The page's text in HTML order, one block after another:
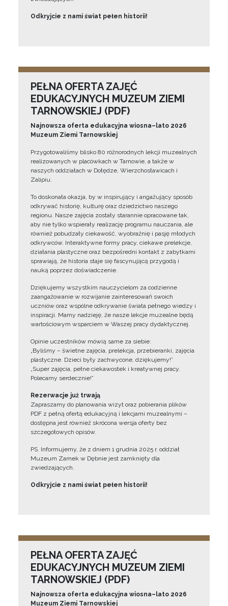
Odkryjcie z nami świat pełen historii!
PEŁNA OFERTA ZAJĘĆ
EDUKACYJNYCH MUZEUM ZIEMI
TARNOWSKIEJ (PDF)
Najnowsza oferta edukacyjna wiosna–lato 2026
Muzeum Ziemi Tarnowskiej
Przygotowaliśmy blisko 80 różnorodnych lekcji muzealnych
realizowanych w placówkach w Tarnowie, a także w
naszych oddziałach w Dołędze, Wierzchosławicach i
Zalipiu.
To doskonała okazja, by w inspirujący i angażujący sposób
odkrywać historię, kulturę oraz dziedzictwo naszego
regionu. Nasze zajęcia zostały starannie opracowane tak,
aby nie tylko wspierały realizację programu nauczania, ale
również pobudzały ciekawość, wyobraźnię i pasję młodych
odkrywców. Interaktywne formy pracy, ciekawe prelekcje,
działania plastyczne oraz bezpośredni kontakt z zabytkami
sprawiają, że historia staje się fascynującą przygodą i
nauką poprzez doświadczenie.
Dziękujemy wszystkim nauczycielom za codzienne
zaangażowanie w rozwijanie zainteresowań swoich
uczniów oraz wspólne odkrywanie świata pełnego wiedzy i
inspiracji. Mamy nadzieję, że nasze lekcje muzealne będą
wartościowym wsparciem w Waszej pracy dydaktycznej.
Opinie uczestników mówią same za siebie:
„Byliśmy – świetne zajęcia, prelekcja, przebieranki, zajęcia
plastyczne. Dzieci były zachwycone, dziękujemy!”
„Super zajęcia, pełne ciekawostek i kreatywnej pracy.
Polecamy serdecznie!”
Rezerwacje już trwają
Zapraszamy do planowania wizyt oraz pobierania plików
PDF z pełną ofertą edukacyjną i lekcjami muzealnymi –
dostępna jest również skrócona wersja oferty bez
szczegółowych opisów.
PS. Informujemy, że z dniem 1 grudnia 2025 r. oddział
Muzeum Zamek w Dębnie jest zamknięty dla
zwiedzających.
Odkryjcie z nami świat pełen historii!
PEŁNA OFERTA ZAJĘĆ
EDUKACYJNYCH MUZEUM ZIEMI
TARNOWSKIEJ (PDF)
Najnowsza oferta edukacyjna wiosna–lato 2026
Muzeum Ziemi Tarnowskiej